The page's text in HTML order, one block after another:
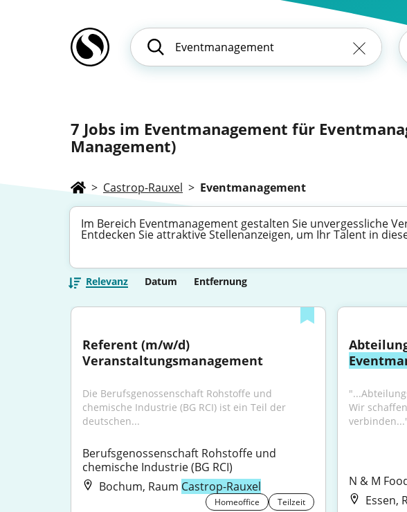
7 Jobs im Eventmanagement für
Management)
> Castrop-Rauxel > Eventmanagement
Im Bereich Eventmanagement gestalten Sie unvergessliche
Entdecken Sie attraktive Stellenanzeigen, um Ihr Talent in
Relevanz Datum Entfernung
Referent (m/w/d)
Veranstaltungsmanagement
Die Berufsgenossenschaft Rohstoffe und
chemische Industrie (BG RCI) ist ein Teil der
deutschen...
Berufsgenossenschaft Rohstoffe und
chemische Industrie (BG RCI)
Bochum, Raum Castrop-Rauxel
Homeoffice Teilzeit
Wir
N & M
Essen,